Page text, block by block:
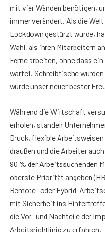
mit vier Wänden benötigen,
immer verändert. Als die
Lockdown gestürzt wurde,
Wahl, als ihren Mitarbeitern
Ferne arbeiten, ohne dass
wartet. Schreibtische wurden
wurde unser neuer bester
Während die Wirtschaft
erholen, standen
Druck, flexible
draußen und die Arbeiter
90 % der Arbeitssuchenden
oberste Priorität angeben
Remote- oder Hybrid-
mit Sicherheit ins
die Vor- und Nachteile der
Arbeitsrichtlinie zu erfahren.